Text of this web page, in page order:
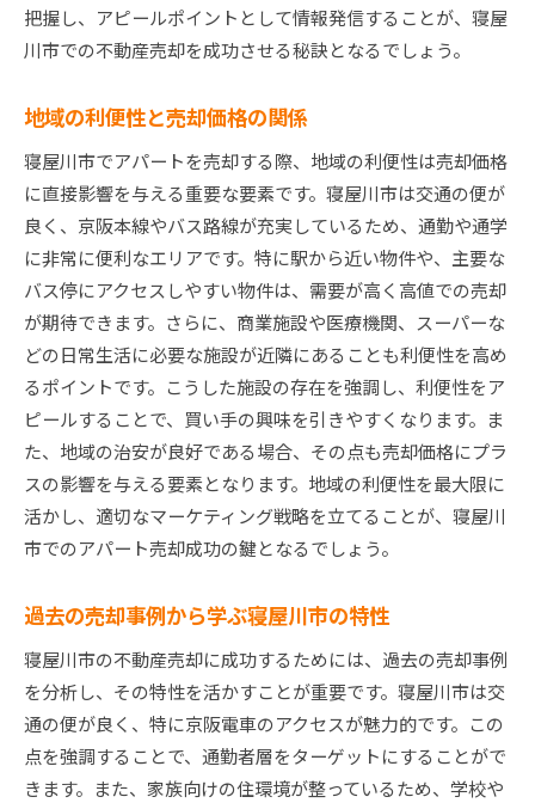
把握し、アピールポイントとして情報発信することが、寝屋
川市での不動産売却を成功させる秘訣となるでしょう。
地域の利便性と売却価格の関係
寝屋川市でアパートを売却する際、地域の利便性は売却価格
に直接影響を与える重要な要素です。寝屋川市は交通の便が
良く、京阪本線やバス路線が充実しているため、通勤や通学
に非常に便利なエリアです。特に駅から近い物件や、主要な
バス停にアクセスしやすい物件は、需要が高く高値での売却
が期待できます。さらに、商業施設や医療機関、スーパーな
どの日常生活に必要な施設が近隣にあることも利便性を高め
るポイントです。こうした施設の存在を強調し、利便性をア
ピールすることで、買い手の興味を引きやすくなります。ま
た、地域の治安が良好である場合、その点も売却価格にプラ
スの影響を与える要素となります。地域の利便性を最大限に
活かし、適切なマーケティング戦略を立てることが、寝屋川
市でのアパート売却成功の鍵となるでしょう。
過去の売却事例から学ぶ寝屋川市の特性
寝屋川市の不動産売却に成功するためには、過去の売却事例
を分析し、その特性を活かすことが重要です。寝屋川市は交
通の便が良く、特に京阪電車のアクセスが魅力的です。この
点を強調することで、通勤者層をターゲットにすることがで
きます。また、家族向けの住環境が整っているため、学校や